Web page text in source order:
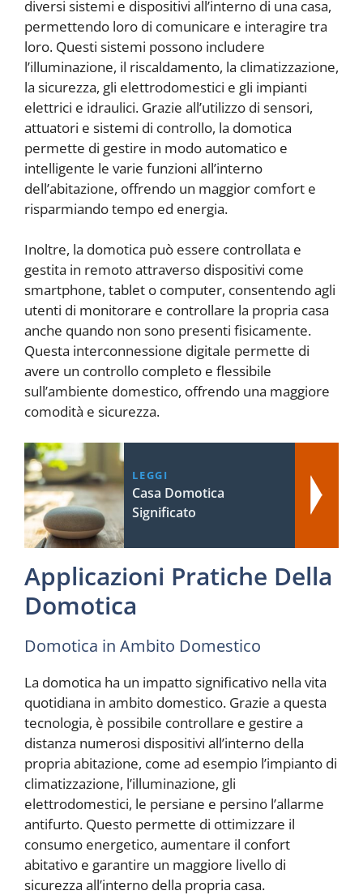
diversi sistemi e dispositivi all’interno di una casa,
permettendo loro di comunicare e interagire tra
loro. Questi sistemi possono includere
l’illuminazione, il riscaldamento, la climatizzazione,
la sicurezza, gli elettrodomestici e gli impianti
elettrici e idraulici. Grazie all’utilizzo di sensori,
attuatori e sistemi di controllo, la domotica
permette di gestire in modo automatico e
intelligente le varie funzioni all’interno
dell’abitazione, offrendo un maggior comfort e
risparmiando tempo ed energia.
Inoltre, la domotica può essere controllata e
gestita in remoto attraverso dispositivi come
smartphone, tablet o computer, consentendo agli
utenti di monitorare e controllare la propria casa
anche quando non sono presenti fisicamente.
Questa interconnessione digitale permette di
avere un controllo completo e flessibile
sull’ambiente domestico, offrendo una maggiore
comodità e sicurezza.
LEGGI
Casa Domotica
Significato
Applicazioni Pratiche Della
Domotica
Domotica in Ambito Domestico
La domotica ha un impatto significativo nella vita
quotidiana in ambito domestico. Grazie a questa
tecnologia, è possibile controllare e gestire a
distanza numerosi dispositivi all’interno della
propria abitazione, come ad esempio l’impianto di
climatizzazione, l’illuminazione, gli
elettrodomestici, le persiane e persino l’allarme
antifurto. Questo permette di ottimizzare il
consumo energetico, aumentare il confort
abitativo e garantire un maggiore livello di
sicurezza all’interno della propria casa.